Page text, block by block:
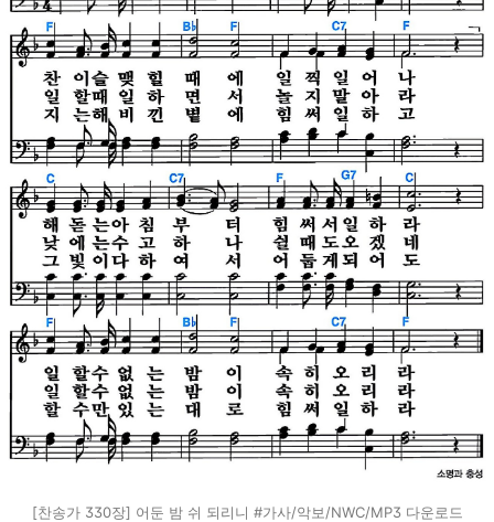
[찬송가 330장] 어둔 밤 쉬 되리니 #가사/악보/NWC/MP3 다운로드